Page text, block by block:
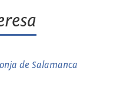
de Salamanca